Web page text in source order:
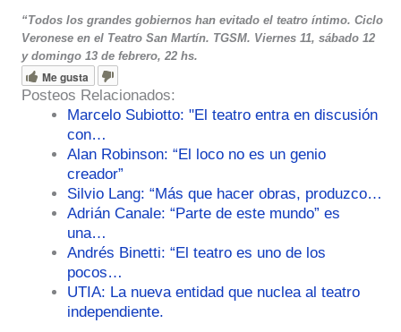
“Todos los grandes gobiernos han evitado el teatro íntimo. Ciclo
Veronese en el Teatro San Martín. TGSM. Viernes 11, sábado 12
y domingo 13 de febrero, 22 hs.
Me gusta
Posteos Relacionados:
Marcelo Subiotto: "El teatro entra en discusión
con…
Alan Robinson: “El loco no es un genio
creador”
Silvio Lang: “Más que hacer obras, produzco…
Adrián Canale: “Parte de este mundo” es
una…
Andrés Binetti: “El teatro es uno de los
pocos…
UTIA: La nueva entidad que nuclea al teatro
independiente.